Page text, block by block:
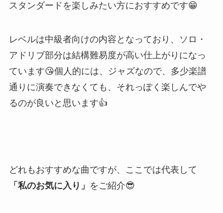
スタンダードを楽しみたい方におすすめです😁
レベルは中級者向けの内容となっており、ソロ・
アドリブ部分は結構難易度が高い仕上がりになっ
ています😘個人的には、ジャズなので、多少楽譜
通りに演奏できなくても、それっぽく楽しんでや
るのが良いと思います👍
どれもおすすめな曲ですが、ここでは代表して
「私のお気に入り」 をご紹介😎